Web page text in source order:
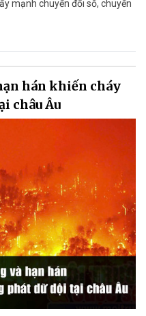
mạnh chuyển đổi số, chuyển
hán khiến cháy
châu Âu